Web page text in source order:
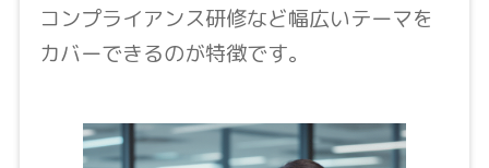
コンプライアンス研修など幅広いテーマを
カバーできるのが特徴です。